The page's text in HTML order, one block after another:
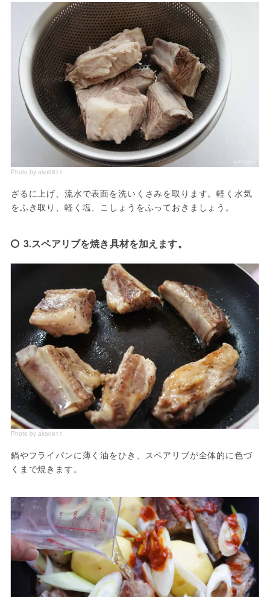
Photo by ako0811
ざるに上げ、流水で表面を洗いくさみを取ります。軽く水気
をふき取り、軽く塩、こしょうをふっておきましょう。
3.スペアリブを焼き具材を加えます。
Photo by ako0811
鍋やフライパンに薄く油をひき、スペアリブが全体的に色づ
くまで焼きます。